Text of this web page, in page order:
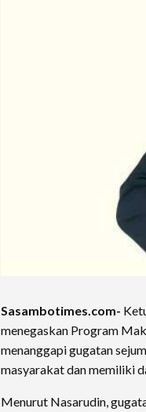
Sasambotimes.com-
menegaskan Program
menanggapi gugatan
masyarakat dan memiliki
Menurut Nasarudin,